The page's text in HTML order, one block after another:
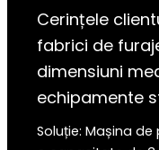
Cerințele
fabrici de
dimensiuni
echipamente
Soluție: Mașina de